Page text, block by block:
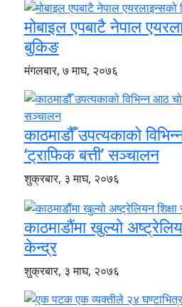
मोबाइल एपबाटै नेपाल
बुकिङ
मंगलबार, ७ माघ, २०७६
काठमाडौँ उपत्यकाको
‘ट्राफिक बत्ती’ सञ्चालन
शुक्रबार, ३ माघ, २०७६
काठमाडौंमा खुल्यो
केन्द्र
शुक्रबार, ३ माघ, २०७६